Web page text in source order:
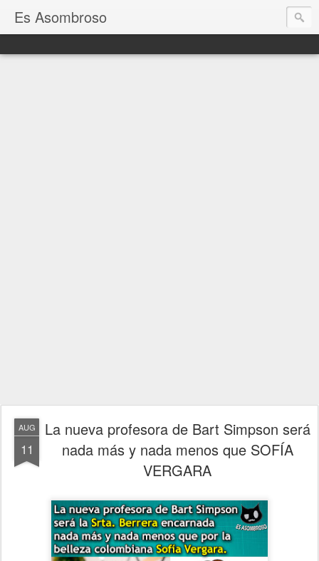
Es Asombroso
AUG
11
La nueva profesora de Bart Simpson será
nada más y nada menos que SOFÍA
VERGARA